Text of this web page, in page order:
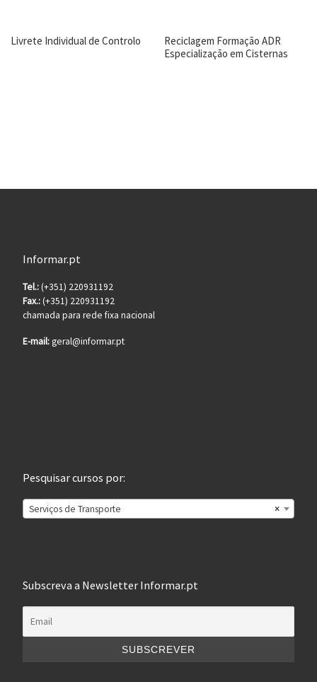
Livrete Individual de Controlo
Reciclagem Formação ADR
Especialização em Cisternas
Informar.pt
Tel.:(+351) 220931192
Fax.:(+351) 220931192
chamada para rede fixa nacional
E-mail:geral@informar.pt
Pesquisar cursos por:
×
Serviços de Transporte
Subscreva a Newsletter Informar.pt